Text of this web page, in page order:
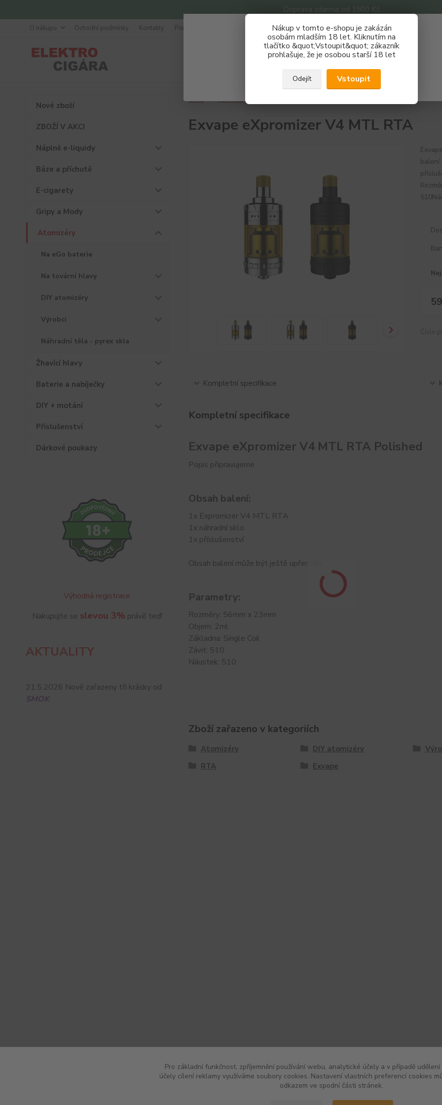
Doprava zdarma od 1500 Kč
Nákup v tomto e-shopu je zakázán
osobám mladším 18 let. Kliknutím na
tlačítko &quot;Vstoupit&quot; zákazník
prohlašuje, že je osobou starší 18 let
Odejít Vstoupit
O nákupu Ochodní podmínky Kontakty Poradna
Hledat
Nové zboží
ZBOŽÍ V AKCI
Náplně e-liquidy
Báze a příchutě
E-cigarety
Gripy a Mody
Atomizéry
Na eGo baterie
Na tovární hlavy
DIY atomizéry
Výrobci
Náhradní těla - pyrex skla
Žhavící hlavy
Baterie a nabíječky
DIY + motání
Příslušenství
Dárkové poukazy
Výhodná registrace
Nakupujte se slevou 3% právě teď!
AKTUALITY
21.5.2026 Nově zařazeny tři krásky od
SMOK
Úvod Atomizéry
Exvape eXpromizer V4 MTL RTA
Kompletní specifikace
Kompletní specifikace
Exvape eXpromizer V4 MTL RTA Polished
Popis připravujeme
Obsah balení:
1x Expromizer V4 MTL RTA
1x náhradní sklo
1x příslušenství
Obsah balení může být ještě upřesněn
Parametry:
Rozměry: 56mm x 23mm
Objem: 2ml
Základna: Single Coil
Závit: 510
Náustek: 510
Zboží zařazeno v kategoriích
Atomizéry DIY atomizéry
RTA
Exvape
Získej slevu 3%
Zaregistruj se a nakupuj se slevou právě teď!
REGISTRAČNÍ FORMULÁŘ
Zavřít
Pro základní funkčnost, zpříjemnění používání webu, analytické účely a v případě
účely cílení reklamy využíváme soubory cookies. Nastavení vlastních preferencí cookies
odkazem ve spodní části stránek.